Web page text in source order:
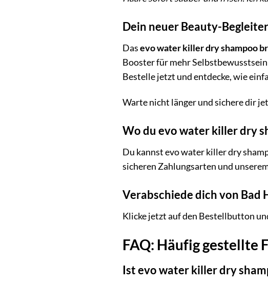
Dein neuer Beauty-
Dasevo water killer dry shampoo
Booster für mehr
Bestelle jetzt und entdecke, wie
Warte nicht länger und sichere dir
Wo du evo water killer dry
Du kannst evo water killer dry
sicheren Zahlungsarten und
Verabschiede dich von
Klicke jetzt auf den Bestellbutton
FAQ: Häufig gestellte
Ist evo water killer dry